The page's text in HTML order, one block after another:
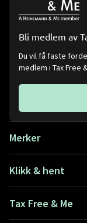
Bli medlem av
Du vil få faste
medlem i Tax Free
Merker
Klikk & hent
Tax Free & Me